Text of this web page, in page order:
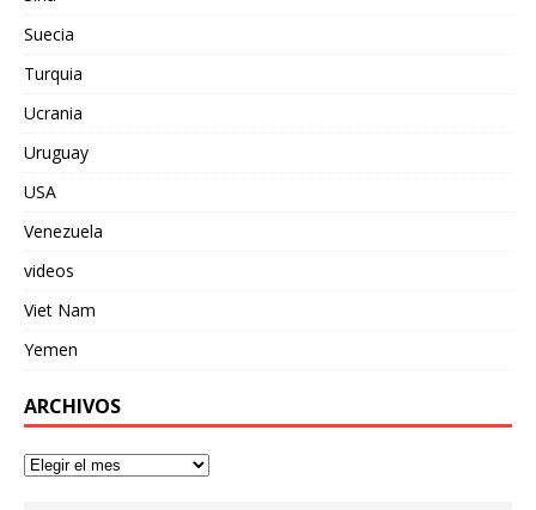
Suecia
Turquia
Ucrania
Uruguay
USA
Venezuela
videos
Viet Nam
Yemen
ARCHIVOS